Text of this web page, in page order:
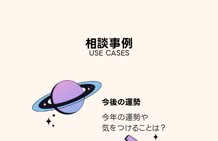
相談事例
USE CASES
今後の運勢
今年の運勢や
気をつけることは？